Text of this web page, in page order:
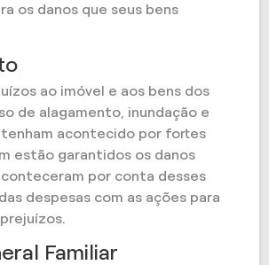
os danos que seus bens
ao imóvel e aos bens dos
de alagamento, inundação e
acontecido por fortes
estão garantidos os danos
por conta desses
despesas com as ações para
Familiar